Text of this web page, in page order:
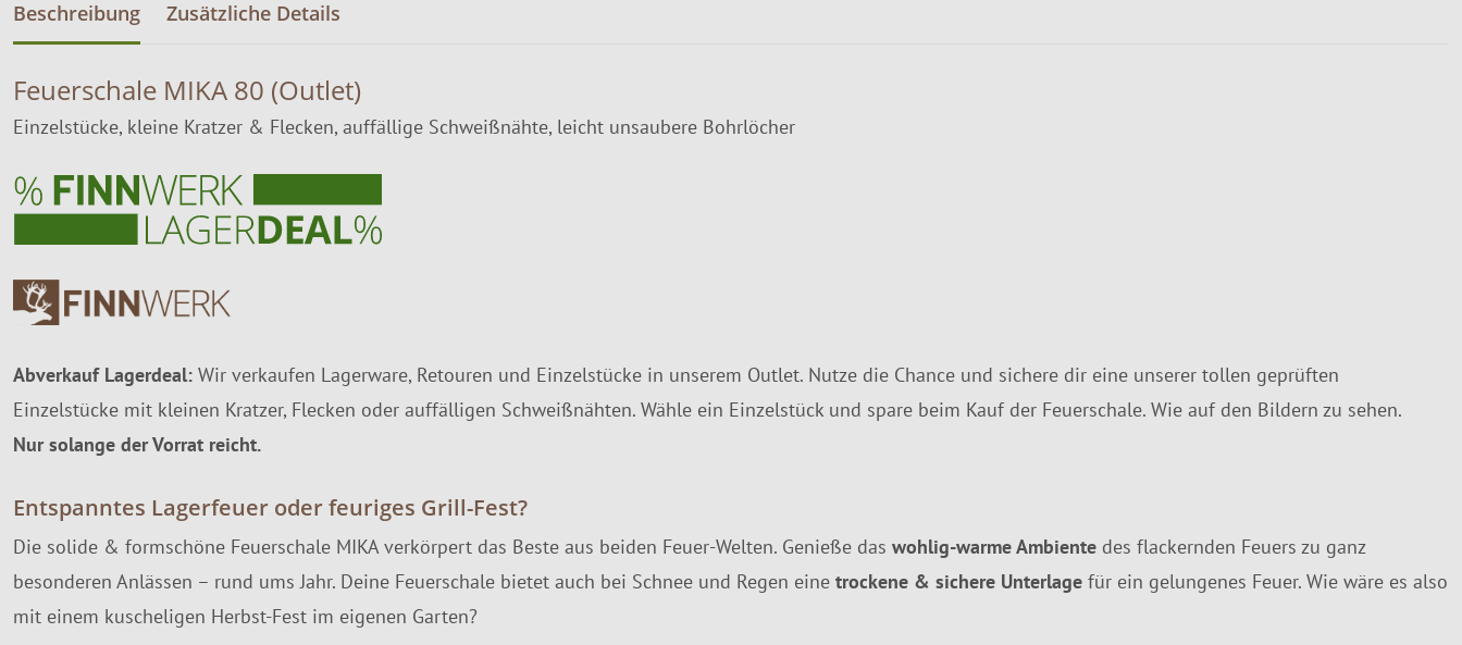
Beschreibung Zusätzliche Details
Feuerschale MIKA 80 (Outlet)
Einzelstücke, kleine Kratzer & Flecken, auffällige Schweißnähte, leicht unsaubere Bohrlöcher
Abverkauf Lagerdeal: Wir verkaufen Lagerware, Retouren und Einzelstücke in unserem Outlet. Nutze die Chance und sichere dir eine unserer tollen geprüften
Einzelstücke mit kleinen Kratzer, Flecken oder auffälligen Schweißnähten. Wähle ein Einzelstück und spare beim Kauf der Feuerschale. Wie auf den Bildern zu sehen.
Nur solange der Vorrat reicht.
Entspanntes Lagerfeuer oder feuriges Grill-Fest?
Die solide & formschöne Feuerschale MIKA verkörpert das Beste aus beiden Feuer-Welten. Genieße das wohlig-warme Ambiente des flackernden Feuers zu ganz
besonderen Anlässen – rund ums Jahr. Deine Feuerschale bietet auch bei Schnee und Regen eine trockene & sichere Unterlage für ein gelungenes Feuer. Wie wäre es also
mit einem kuscheligen Herbst-Fest im eigenen Garten?